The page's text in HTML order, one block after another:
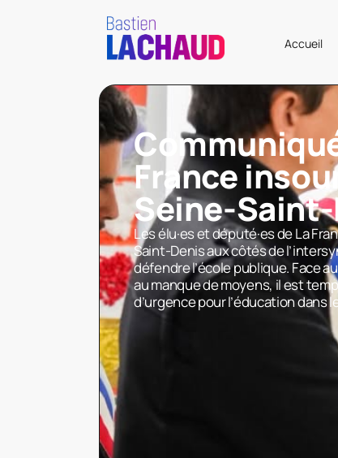
Accueil
France
Seine-
Les élu·es et député·es de La
Saint-Denis aux côtés de
défendre l’école publique. Face
au manque de moyens, il est
d’urgence pour l’éducation dans